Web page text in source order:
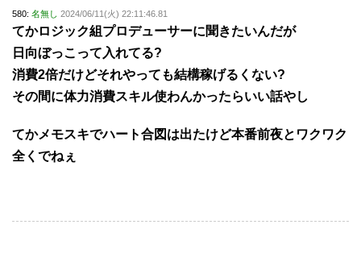
580: 名無し 2024/06/11(火) 22:11:46.81
てかロジック組プロデューサーに聞きたいんだが
日向ぼっこって入れてる?
消費2倍だけどそれやっても結構稼げるくない?
その間に体力消費スキル使わんかったらいい話やし
てかメモスキでハート合図は出たけど本番前夜とワクワク
全くでねぇ